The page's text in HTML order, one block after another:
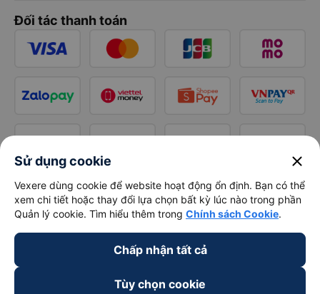
Đối tác thanh toán
Sử dụng cookie close
Vexere dùng cookie để website hoạt động ổn định. Bạn có thể
xem chi tiết hoặc thay đổi lựa chọn bất kỳ lúc nào trong phần
Quản lý cookie. Tìm hiểu thêm trong Chính sách Cookie.
Chấp nhận tất cả
Tùy chọn cookie